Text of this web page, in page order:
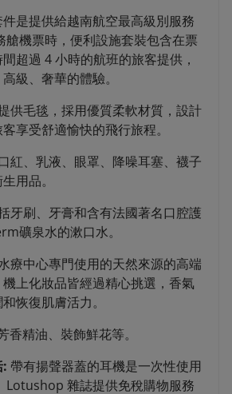
是提供給越南航空最高級別服務
艙機票時，便利設施套裝包含在票
超過 4 小時的航班的旅客提供，
級、奢華的體驗。
供毛毯，採用優質柔軟材質，設計
享受舒適愉快的飛行旅程。
紅、乳液、眼罩、降噪耳塞、襪子
用品。
牙刷、牙膏和含有法國著名口腔護
礦泉水的漱口水。
療中心專門使用的天然來源的高端
上化妝品皆經過精心挑選，香氣
恢復肌膚活力。
香精油、裝飾鮮花等。
: 帶有揚聲器蓋的耳機是一次性使用
Lotushop 雜誌提供免稅購物服務